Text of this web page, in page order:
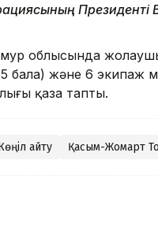
Президенті
Амур облысында
бала) және 6 экипаж
қаза тапты.
айту Қасым-Жомарт